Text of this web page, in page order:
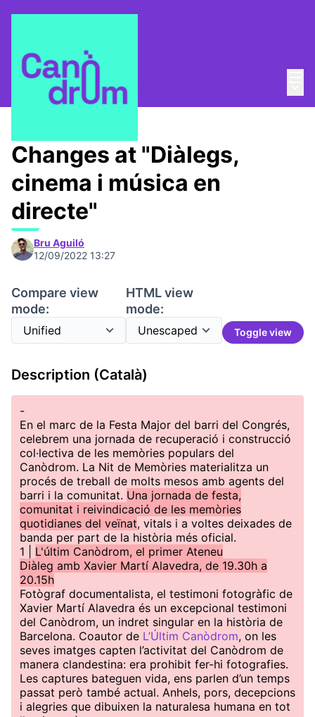
Nit de Memòries / Meetings
Changes at "Diàlegs,
cinema i música en
directe"
Bru Aguiló
12/09/2022 13:27
Compare view
mode:
HTML view
mode:
Toggle view
Description (Català)
-
En el marc de la Festa Major del barri del Congrés,
celebrem una jornada de recuperació i construcció
col·lectiva de les memòries populars del
Canòdrom. La Nit de Memòries materialitza un
procés de treball de molts mesos amb agents del
barri i la comunitat. Una jornada de festa,
comunitat i reivindicació de les memòries
quotidianes del veïnat, vitals i a voltes deixades de
banda per part de la història més oficial.
1 | L'últim Canòdrom, el primer Ateneu
Diàleg amb Xavier Martí Alavedra, de 19.30h a
20.15h
Fotògraf documentalista, el testimoni fotogràfic de
Xavier Martí Alavedra és un excepcional testimoni
del Canòdrom, un indret singular en la història de
Barcelona. Coautor de L’Últim Canòdrom, on les
seves imatges capten l’activitat del Canòdrom de
manera clandestina: era prohibit fer-hi fotografies.
Les captures bateguen vida, ens parlen d’un temps
passat però també actual. Anhels, pors, decepcions
i alegries que dibuixen la naturalesa humana en tot